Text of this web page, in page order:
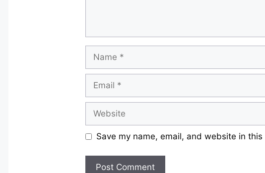
Name
Email
Website
Save my name, email, and website in